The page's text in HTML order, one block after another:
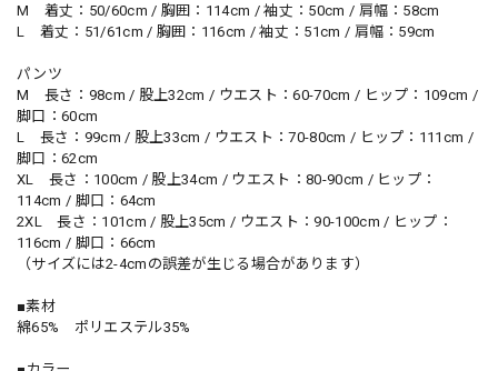
M 着丈：50/60cm / 胸囲：114cm / 袖丈：50cm / 肩幅：58cm
L 着丈：51/61cm / 胸囲：116cm / 袖丈：51cm / 肩幅：59cm
パンツ
M 長さ：98cm / 股上32cm / ウエスト：60-70cm / ヒップ：109cm /
脚口：60cm
L 長さ：99cm / 股上33cm / ウエスト：70-80cm / ヒップ：111cm /
脚口：62cm
XL 長さ：100cm / 股上34cm / ウエスト：80-90cm / ヒップ：
114cm / 脚口：64cm
2XL 長さ：101cm / 股上35cm / ウエスト：90-100cm / ヒップ：
116cm / 脚口：66cm
（サイズには2-4cmの誤差が生じる場合があります）
■素材
綿65% ポリエステル35%